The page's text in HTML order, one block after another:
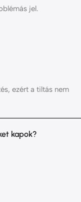
jel.
ezért a tiltás nem
kapok?